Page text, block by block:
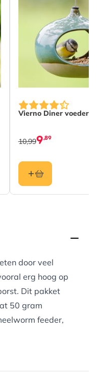
Vierno Diner
9,89
10,99
door veel
erg hoog op
Dit pakket
50 gram
feeder,
meelwormen en